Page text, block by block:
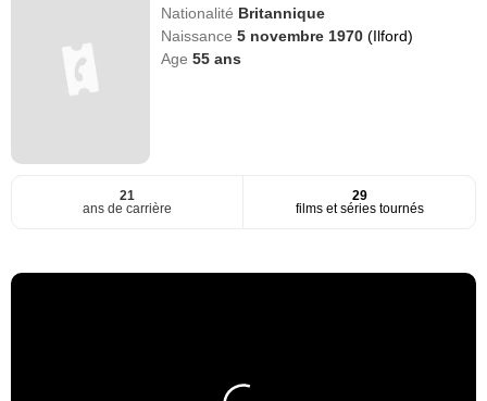
Nationalité Britannique
Naissance5 novembre 1970(Ilford)
Age55 ans
21
ans de carrière
29
films et séries tournés